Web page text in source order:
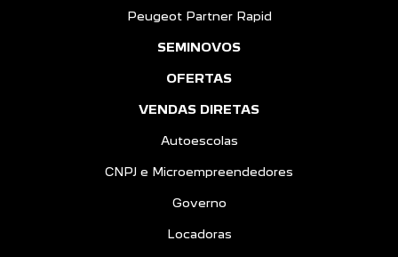
Peugeot Partner Rapid
SEMINOVOS
OFERTAS
VENDAS DIRETAS
Autoescolas
CNPJ e Microempreendedores
Governo
Locadoras